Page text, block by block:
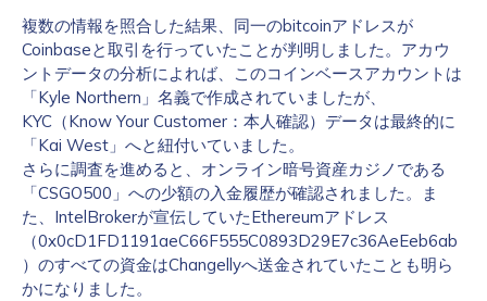
複数の情報を照合した結果、同一のbitcoinアドレスが
Coinbaseと取引を行っていたことが判明しました。アカウ
ントデータの分析によれば、このコインベースアカウントは
「Kyle Northern」名義で作成されていましたが、
KYC（Know Your Customer：本人確認）データは最終的に
「Kai West」へと紐付いていました。
さらに調査を進めると、オンライン暗号資産カジノである
「CSGO500」への少額の入金履歴が確認されました。ま
た、IntelBrokerが宣伝していたEthereumアドレス
（0x0cD1FD1191aeC66F555C0893D29E7c36AeEeb6ab
）のすべての資金はChangellyへ送金されていたことも明ら
かになりました。